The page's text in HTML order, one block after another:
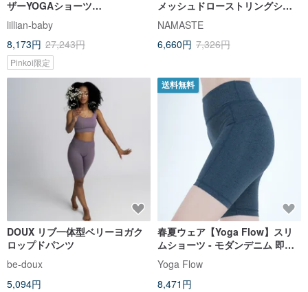
ザーYOGAショーツ
LEATHERYOGASHORT PANTS
lillian-baby
8,173円 27,243円
Pinkoi限定
メッシュドローストリングショ
ーツ - ダークスキン
NAMASTE
6,660円 7,326円
DOUX リブ一体型ベリーヨガク
ロップドパンツ
be-doux
5,094円
送料無料
春夏ウェア【Yoga Flow】スリ
ムショーツ - モダンデニム 即発
送
Yoga Flow
8,471円